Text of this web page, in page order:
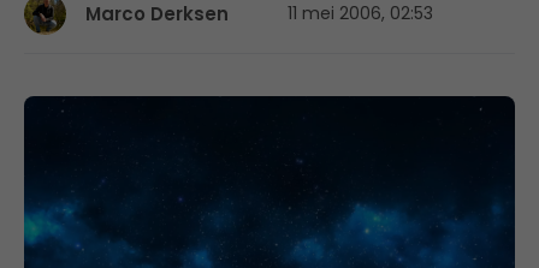
Marco Derksen 11 mei 2006, 02:53